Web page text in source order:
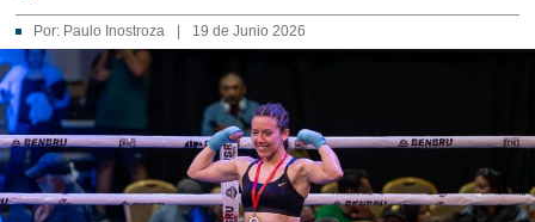
Por: Paulo Inostroza 19 de Junio 2026